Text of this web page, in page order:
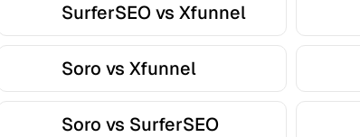
SurferSEO vs Xfunnel
Soro vs Xfunnel
Soro vs SurferSEO